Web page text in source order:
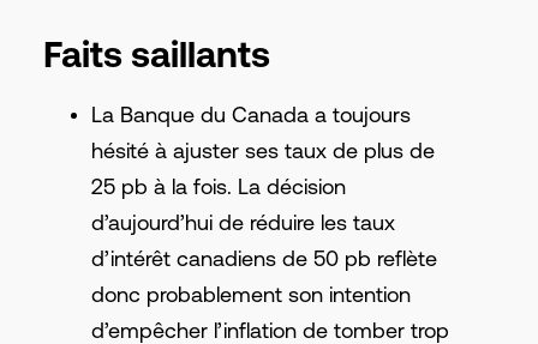
Faits saillants
La Banque du Canada a toujours
hésité à ajuster ses taux de plus de
25 pb à la fois. La décision
d’aujourd’hui de réduire les taux
d’intérêt canadiens de 50 pb reflète
donc probablement son intention
d’empêcher l’inflation de tomber trop